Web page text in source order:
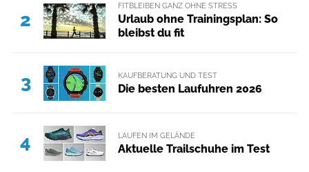
2
FITBLEIBEN GANZ OHNE STRESS
Urlaub ohne Trainingsplan: So
bleibst du fit
3 KAUFBERATUNG UND TEST
Die besten Laufuhren 2026
4 LAUFEN IM GELÄNDE
Aktuelle Trailschuhe im Test